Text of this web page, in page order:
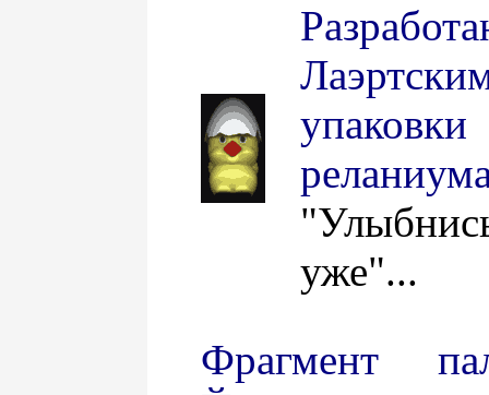
уже"...
Фрагмент